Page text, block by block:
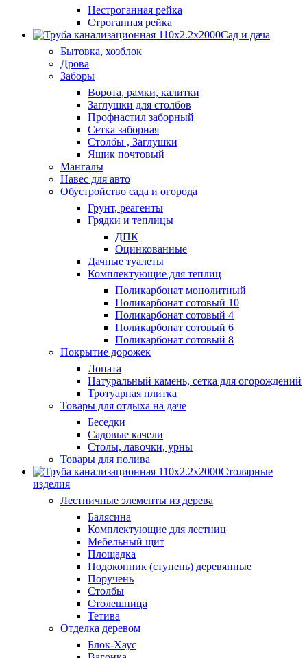
Нестроганная рейка
Строганная рейка
Сад и дача
Бытовка, хозблок
Дрова
Заборы
Ворота, рамки, калитки
Заглушки для столбов
Профнастил заборный
Сетка заборная
Столбы , Заглушки
Ящик почтовый
Мангалы
Навес для авто
Обустройство сада и огорода
Грунт, реагенты
Грядки и теплицы
ДПК
Оцинкованные
Дачные туалеты
Комплектующие для теплиц
Поликарбонат монолитный
Поликарбонат сотовый 10
Поликарбонат сотовый 4
Поликарбонат сотовый 6
Поликарбонат сотовый 8
Покрытие дорожек
Лопата
Натуральный камень, сетка для огорождений
Тротуарная плитка
Товары для отдыха на даче
Беседки
Садовые качели
Столы, лавочки, урны
Товары для полива
Столярные
изделия
Лестничные элементы из дерева
Балясина
Комплектующие для лестниц
Мебельный щит
Площадка
Подоконник (ступень) деревянные
Поручень
Столбы
Столешница
Тетива
Отделка деревом
Блок-Хаус